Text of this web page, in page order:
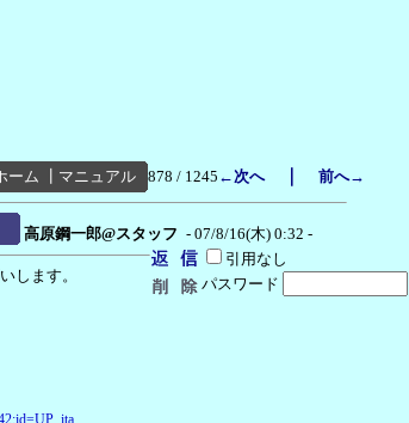
ーム マニュアル 878 / 1245 ←次へ｜ 前へ→
高原鋼一郎@スタッフ - 07/8/16(木) 0:32 -
引用なし
パスワード
します。